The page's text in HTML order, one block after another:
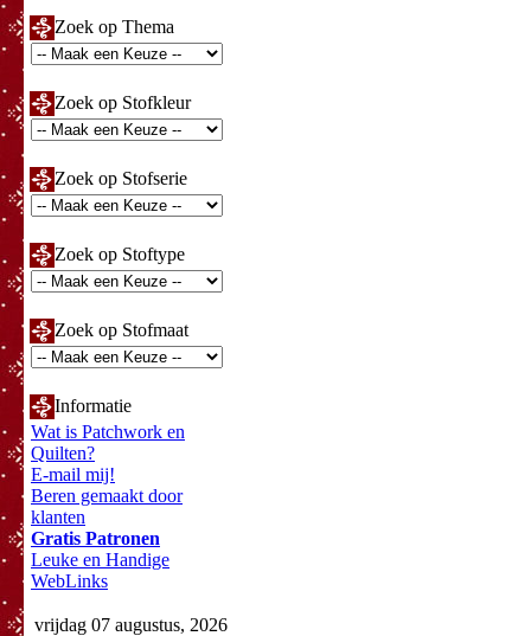
Zoek op Thema
Zoek op Stofkleur
Zoek op Stofserie
Zoek op Stoftype
Zoek op Stofmaat
Informatie
Wat is Patchwork en
Quilten?
E-mail mij!
Beren gemaakt door
klanten
Gratis Patronen
Leuke en Handige
WebLinks
vrijdag 07 augustus, 2026